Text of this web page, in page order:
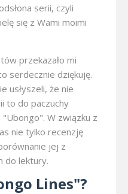
serii, czyli
się z Wami moimi
przekazało mi
serdecznie dziękuję.
usłyszeli, że nie
to do paczuchy
W związku z
nie tylko recenzję
jej z
do lektury.
Lines"?